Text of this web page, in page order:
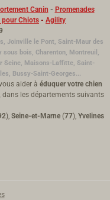
Canin - Promenades
pour Chiots - Agility
Joinville le Pont, Saint-Maur des
sous bois, Charenton, Montreuil,
Seine, Maisons-Laffitte, Saint-
Bussy-Saint-Georges...
aider à éduquer votre chien
dans les départements suivants
), Seine-et-Marne(77), Yvelines